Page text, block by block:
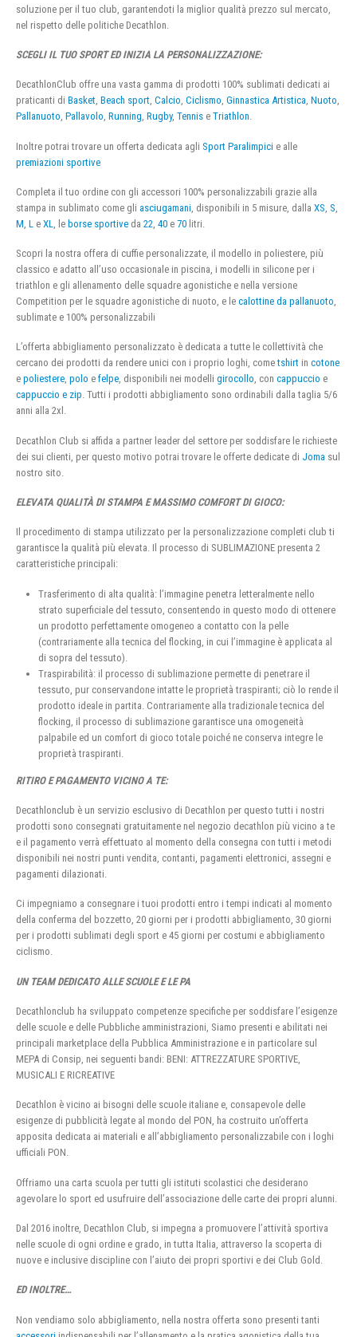
soluzione per il tuo club, garantendoti la miglior qualità prezzo sul mercato,
nel rispetto delle politiche Decathlon.
SCEGLI IL TUO SPORT ED INIZIA LA PERSONALIZZAZIONE:
DecathlonClub offre una vasta gamma di prodotti 100% sublimati dedicati ai
praticanti di Basket, Beach sport, Calcio, Ciclismo, Ginnastica Artistica, Nuoto,
Pallanuoto, Pallavolo, Running, Rugby, Tennis e Triathlon.
Inoltre potrai trovare un offerta dedicata agli Sport Paralimpici e alle
premiazioni sportive
Completa il tuo ordine con gli accessori 100% personalizzabili grazie alla
stampa in sublimato come gli asciugamani , disponibili in 5 misure, dalla XS S
M L e XL , le borse sportive da 22 40 e 70 litri.
Scopri la nostra offera di cuffie personalizzate, il modello in poliestere, più
classico e adatto all’uso occasionale in piscina, i modelli in silicone per i
triathlon e gli allenamento delle squadre agonistiche e nella versione
Competition per le squadre agonistiche di nuoto, e le calottine da pallanuoto,
sublimate e 100% personalizzabili
L’offerta abbigliamento personalizzato è dedicata a tutte le collettività che
cercano dei prodotti da rendere unici con i proprio loghi, cometshirt in cotone
e poliestere, polo e felpe, disponibili nei modelli girocollo, con cappuccio e
cappuccio e zip. Tutti i prodotti abbigliamento sono ordinabili dalla taglia 5/6
anni alla 2xl.
Decathlon Club si affida a partner leader del settore per soddisfare le richieste
dei sui clienti, per questo motivo potrai trovare le offerte dedicate di Joma sul
nostro sito.
ELEVATA QUALITÀ DI STAMPA E MASSIMO COMFORT DI GIOCO:
Il procedimento di stampa utilizzato per la personalizzazione completi club ti
garantisce la qualità più elevata. Il processo di SUBLIMAZIONE presenta 2
caratteristiche principali:
Trasferimento di alta qualità: l’immagine penetra letteralmente nello
strato superficiale del tessuto, consentendo in questo modo di ottenere
un prodotto perfettamente omogeneo a contatto con la pelle
(contrariamente alla tecnica del flocking, in cui l’immagine è applicata al
di sopra del tessuto).
Traspirabilità: il processo di sublimazione permette di penetrare il
tessuto, pur conservandone intatte le proprietà traspiranti; ciò lo rende il
prodotto ideale in partita. Contrariamente alla tradizionale tecnica del
flocking, il processo di sublimazione garantisce una omogeneità
palpabile ed un comfort di gioco totale poiché ne conserva integre le
proprietà traspiranti.
RITIRO E PAGAMENTO VICINO A TE:
Decathlonclub è un servizio esclusivo di Decathlon per questo tutti i nostri
prodotti sono consegnati gratuitamente nel negozio decathlon più vicino a te
e il pagamento verrà effettuato al momento della consegna con tutti i metodi
disponibili nei nostri punti vendita, contanti, pagamenti elettronici, assegni e
pagamenti dilazionati.
Ci impegniamo a consegnare i tuoi prodotti entro i tempi indicati al momento
della conferma del bozzetto, 20 giorni per i prodotti abbigliamento, 30 giorni
per i prodotti sublimati degli sport e 45 giorni per costumi e abbigliamento
ciclismo.
UN TEAM DEDICATO ALLE SCUOLE E LE PA
Decathlonclub ha sviluppato competenze specifiche per soddisfare l’esigenze
delle scuole e delle Pubbliche amministrazioni, Siamo presenti e abilitati nei
principali marketplace della Pubblica Amministrazione e in particolare sul
MEPA di Consip, nei seguenti bandi: BENI: ATTREZZATURE SPORTIVE,
MUSICALI E RICREATIVE
Decathlon è vicino ai bisogni delle scuole italiane e, consapevole delle
esigenze di pubblicità legate al mondo del PON, ha costruito un’offerta
apposita dedicata ai materiali e all’abbigliamento personalizzabile con i loghi
ufficiali PON.
Offriamo una carta scuola per tutti gli istituti scolastici che desiderano
agevolare lo sport ed usufruire dell’associazione delle carte dei propri alunni.
Dal 2016 inoltre, Decathlon Club, si impegna a promuovere l’attività sportiva
nelle scuole di ogni ordine e grado, in tutta Italia, attraverso la scoperta di
nuove e inclusive discipline con l’aiuto dei propri sportivi e dei Club Gold.
ED INOLTRE…
Non vendiamo solo abbigliamento, nella nostra offerta sono presenti tanti